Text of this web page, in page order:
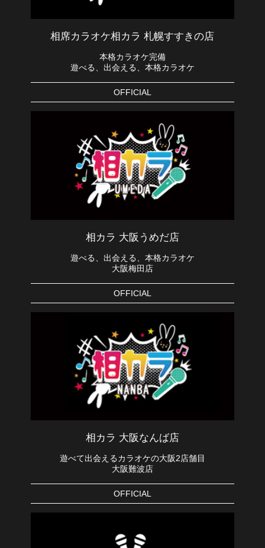
相席カラオケ相カラ 札幌すすきの店
本格カラオケ完備
遊べる、出会える、本格カラオケ
OFFICIAL
相カラ 大阪うめだ店
遊べる、出会える、本格カラオケ
大阪梅田店
OFFICIAL
相カラ 大阪なんば店
遊べて出会えるカラオケの大阪2店舗目
大阪難波店
OFFICIAL